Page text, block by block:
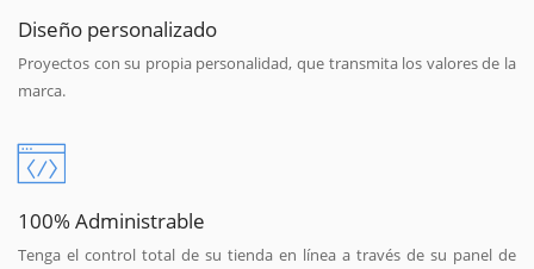
Diseño personalizado
Proyectos con su propia personalidad, que transmita los valores de la
marca.
100% Administrable
Tenga el control total de su tienda en línea a través de su panel de